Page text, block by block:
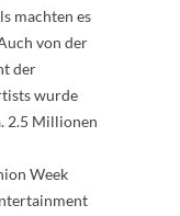
machten es
von der
der
wurde
2.5 Millionen
Week